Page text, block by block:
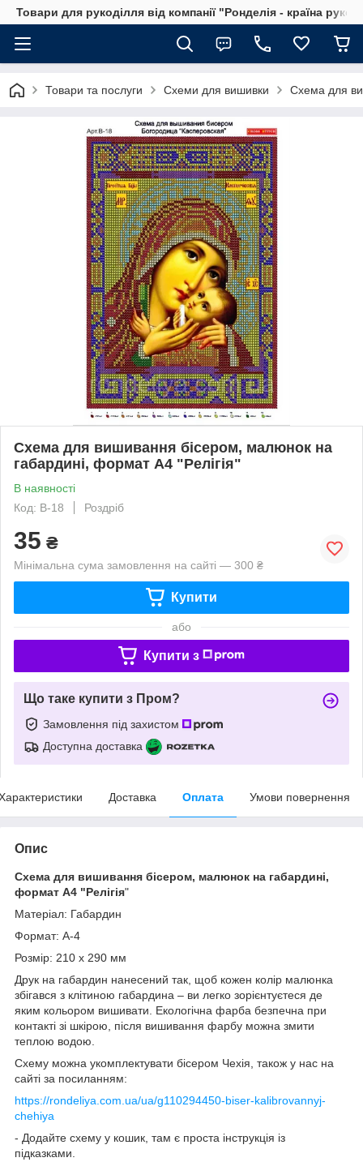
Товари для рукоділля від компанії "Ронделія - країна
Товари та послуги Схеми для вишивки Схема для
Схема для вишивання бісером, малюнок на
габардині, формат А4 "Релігія"
В наявності
Код: В-18
Роздріб
35 ₴
Мінімальна сума замовлення на сайті — 300 ₴
Купити
або
Купити з
Що таке купити з Пром?
Замовлення під захистом
Доступна доставка
Доставка Оплата Умови повернення
Опис
Схема для вишивання бісером, малюнок на габардині,
формат А4 "Релігія"
Матеріал: Габардин
Формат: А-4
Розмір: 210 х 290 мм
Друк на габардин нанесений так, щоб кожен колір малюнка
збігався з клітиною габардина – ви легко зорієнтуєтеся де
яким кольором вишивати. Екологічна фарба безпечна при
контакті зі шкірою, після вишивання фарбу можна змити
теплою водою.
Схему можна укомплектувати бісером Чехія, також у нас на
сайті за посиланням:
https://rondeliya.com.ua/ua/g110294450-biser-kalibrovannyj-
chehiya
- Додайте схему у кошик, там є проста інструкція із
підказками.